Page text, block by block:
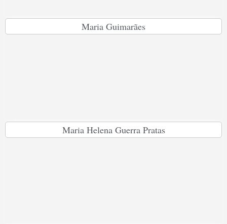
Maria Guimarães
Maria Helena Guerra Pratas